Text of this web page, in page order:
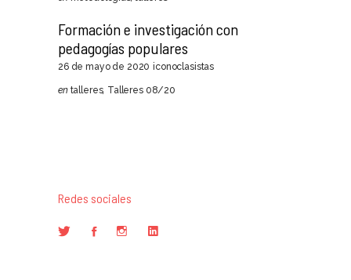
Formación e investigación con
pedagogías populares
26 de mayo de 2020 iconoclasistas
en talleres, Talleres 08/20
Redes sociales